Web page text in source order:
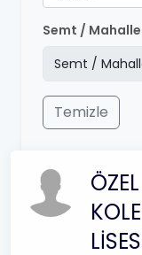
Semt / Mahalle
Temizle